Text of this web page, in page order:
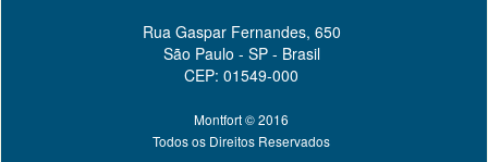
Rua Gaspar Fernandes, 650
São Paulo - SP - Brasil
CEP: 01549-000
Montfort © 2016
Todos os Direitos Reservados